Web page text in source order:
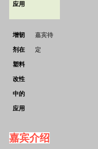
应用
增韧
剂在
塑料
改性
中的
应用
嘉宾待
定
嘉宾介绍